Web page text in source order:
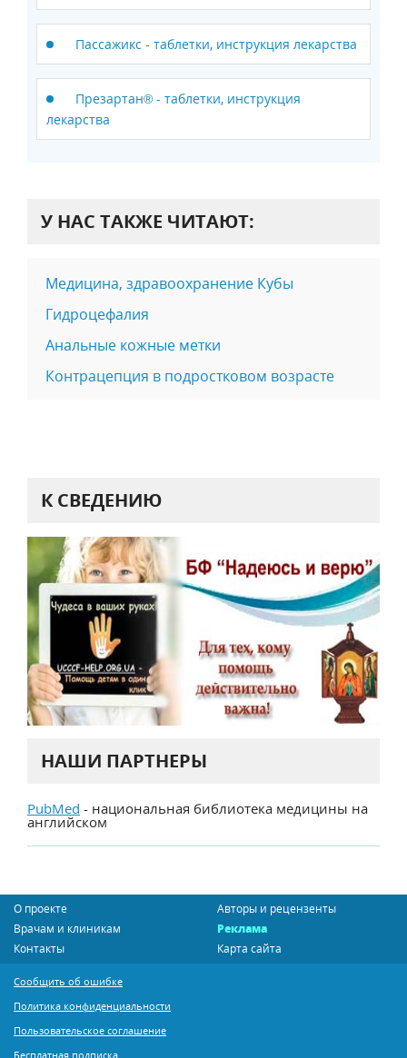
Пассажикс - таблетки, инструкция лекарства
Презартан® - таблетки, инструкция
лекарства
У НАС ТАКЖЕ ЧИТАЮТ:
Медицина, здравоохранение Кубы
Гидроцефалия
Анальные кожные метки
Контрацепция в подростковом возрасте
К СВЕДЕНИЮ
НАШИ ПАРТНЕРЫ
PubMed - национальная библиотека медицины на
английском
О проекте
Авторы и рецензенты
Врачам и клиникам
Реклама
Контакты
Карта сайта
Сообщить об ошибке
Политика конфиденциальности
Пользовательское соглашение
Бесплатная подписка